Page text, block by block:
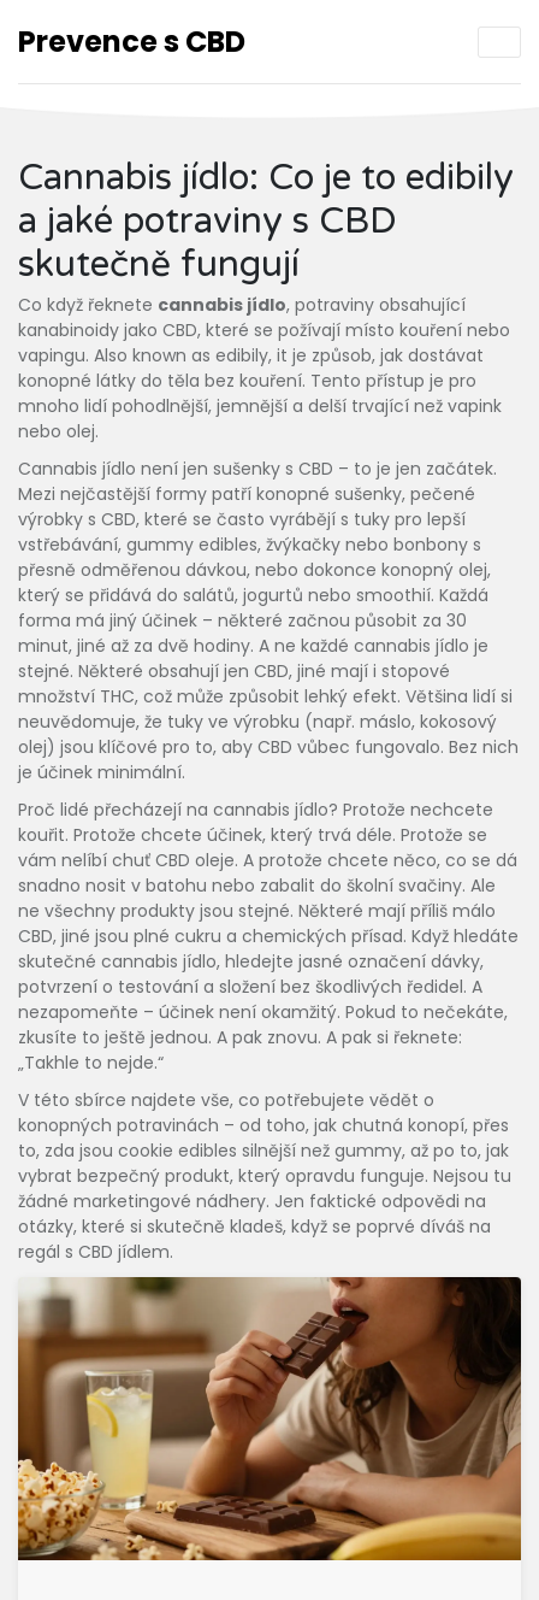
Prevence s CBD
Cannabis jídlo: Co je to edibily
a jaké potraviny s CBD
skutečně fungují
Co když řeknete cannabis jídlo, potraviny obsahující
kanabinoidy jako CBD, které se požívají místo kouření nebo
vapingu. Also known as edibily, it je způsob, jak dostávat
konopné látky do těla bez kouření. Tento přístup je pro
mnoho lidí pohodlnější, jemnější a delší trvající než vapink
nebo olej.
Cannabis jídlo není jen sušenky s CBD – to je jen začátek.
Mezi nejčastější formy patří konopné sušenky, pečené
výrobky s CBD, které se často vyrábějí s tuky pro lepší
vstřebávání, gummy edibles, žvýkačky nebo bonbony s
přesně odměřenou dávkou, nebo dokonce konopný olej,
který se přidává do salátů, jogurtů nebo smoothií. Každá
forma má jiný účinek – některé začnou působit za 30
minut, jiné až za dvě hodiny. A ne každé cannabis jídlo je
stejné. Některé obsahují jen CBD, jiné mají i stopové
množství THC, což může způsobit lehký efekt. Většina lidí si
neuvědomuje, že tuky ve výrobku (např. máslo, kokosový
olej) jsou klíčové pro to, aby CBD vůbec fungovalo. Bez nich
je účinek minimální.
Proč lidé přecházejí na cannabis jídlo? Protože nechcete
kouřit. Protože chcete účinek, který trvá déle. Protože se
vám nelíbí chuť CBD oleje. A protože chcete něco, co se dá
snadno nosit v batohu nebo zabalit do školní svačiny. Ale
ne všechny produkty jsou stejné. Některé mají příliš málo
CBD, jiné jsou plné cukru a chemických přísad. Když hledáte
skutečné cannabis jídlo, hledejte jasné označení dávky,
potvrzení o testování a složení bez škodlivých ředidel. A
nezapomeňte – účinek není okamžitý. Pokud to nečekáte,
zkusíte to ještě jednou. A pak znovu. A pak si řeknete:
„Takhle to nejde.“
V této sbírce najdete vše, co potřebujete vědět o
konopných potravinách – od toho, jak chutná konopí, přes
to, zda jsou cookie edibles silnější než gummy, až po to, jak
vybrat bezpečný produkt, který opravdu funguje. Nejsou tu
žádné marketingové nádhery. Jen faktické odpovědi na
otázky, které si skutečně kladeš, když se poprvé díváš na
regál s CBD jídlem.